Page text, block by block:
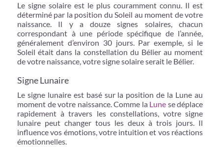
Le signe solaire est le plus couramment connu. Il est
déterminé par la position du Soleil au moment de votre
naissance. Il y a douze signes solaires, chacun
correspondant à une période spécifique de l’année,
généralement d’environ 30 jours. Par exemple, si le
Soleil était dans la constellation du Bélier au moment
de votre naissance, votre signe solaire serait le Bélier.
Signe Lunaire
Le signe lunaire est basé sur la position de la Lune au
moment de votre naissance. Comme la Lune se déplace
rapidement à travers les constellations, votre signe
lunaire peut changer tous les deux à trois jours. Il
influence vos émotions, votre intuition et vos réactions
émotionnelles.